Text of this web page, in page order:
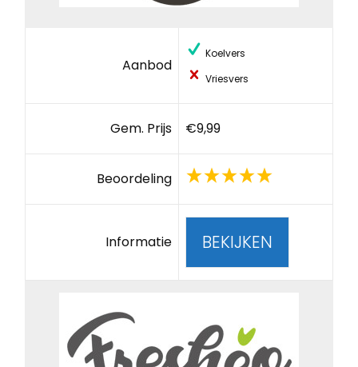
Aanbod
Koelvers
Vriesvers
Gem. Prijs €9,99
Beoordeling
Informatie BEKIJKEN